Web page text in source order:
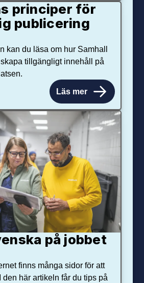
principer för
publicering
kan du läsa om hur Samhall
tillgängligt innehåll på
Läs mer
på jobbet
finns många sidor för att
den här artikeln får du tips på